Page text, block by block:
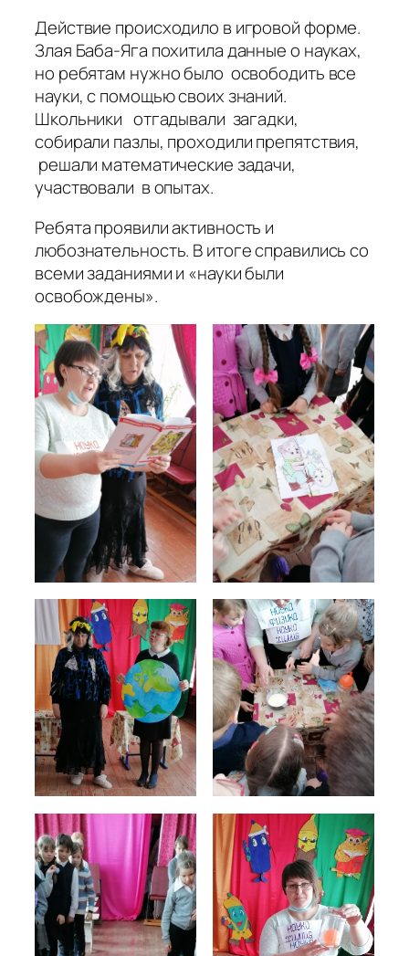
Действие происходило в игровой форме.
Злая Баба-Яга похитила данные о науках,
но ребятам нужно было освободить все
науки, с помощью своих знаний.
Школьники отгадывали загадки,
собирали пазлы, проходили препятствия,
решали математические задачи,
участвовали в опытах.
Ребята проявили активность и
любознательность. В итоге справились со
всеми заданиями и «науки были
освобождены».